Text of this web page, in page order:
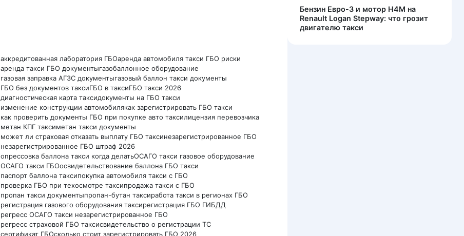
аккредитованная лаборатория ГБОаренда автомобиля такси ГБО риски
аренда такси ГБО документыгазобаллонное оборудование
газовая заправка АГЗС документыгазовый баллон такси документы
ГБО без документов таксиГБО в таксиГБО такси 2026
диагностическая карта таксидокументы на ГБО такси
изменение конструкции автомобилякак зарегистрировать ГБО такси
как проверить документы ГБО при покупке авто таксилицензия перевозчика
метан КПГ таксиметан такси документы
может ли страховая отказать выплату ГБО таксинезарегистрированное ГБО
незарегистрированное ГБО штраф 2026
опрессовка баллона такси когда делатьОСАГО такси газовое оборудование
ОСАГО такси ГБОосвидетельствование баллона ГБО такси
паспорт баллона таксипокупка автомобиля такси с ГБО
проверка ГБО при техосмотре таксипродажа такси с ГБО
пропан такси документыпропан-бутан таксиработа такси в регионах ГБО
регистрация газового оборудования таксирегистрация ГБО ГИБДД
регресс ОСАГО такси незарегистрированное ГБО
регресс страховой ГБО таксисвидетельство о регистрации ТС
сертификат ГБОсколько стоит зарегистрировать ГБО 2026
Бензин Евро-3 и мотор H4M на
Renault Logan Stepway: что грозит
двигателю такси